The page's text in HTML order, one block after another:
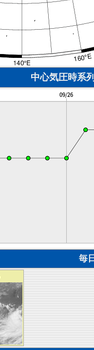
中心気圧時系
毎